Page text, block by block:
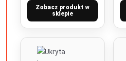
Zobacz produkt w
sklepie